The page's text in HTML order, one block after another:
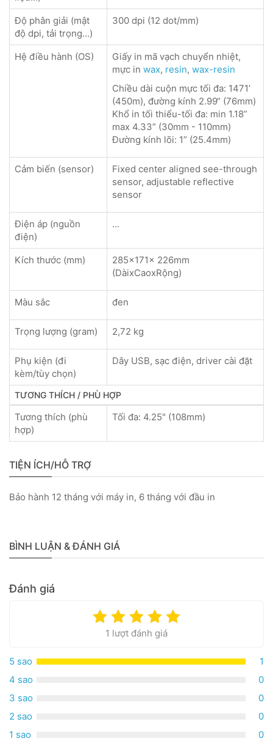
Độ phân giải (mật
độ dpi, tải trọng...)
300 dpi (12 dot/mm)
Hệ điều hành (OS)
Giấy in mã vạch chuyển nhiệt,
mực in wax, resin, wax-resin
Chiều dài cuộn mực tối đa: 1471’
(450m), đường kính 2.99“ (76mm)
Khổ in tối thiểu-tối đa: min 1.18”
max 4.33” (30mm - 110mm)
Đường kính lõi: 1” (25.4mm)
Cảm biến (sensor)
Fixed center aligned see-through
sensor, adjustable reflective
sensor
Điện áp (nguồn
điện)
...
Kích thước (mm)
285x171x 226mm
(DàixCaoxRộng)
Màu sắc đen
Trọng lượng (gram) 2,72 kg
Phụ kiện (đi
kèm/tùy chọn)
Dây USB, sạc điện, driver cài đặt
TƯƠNG THÍCH / PHÙ HỢP
Tương thích (phù
hợp)
Tối đa: 4.25" (108mm)
TIỆN ÍCH/HỖ TRỢ
Bảo hành 12 tháng với máy in, 6 tháng với đầu in
BÌNH LUẬN & ĐÁNH GIÁ
Đánh giá
1 lượt đánh giá
5 sao
1
4 sao
0
3 sao
0
2 sao
0
1 sao
0